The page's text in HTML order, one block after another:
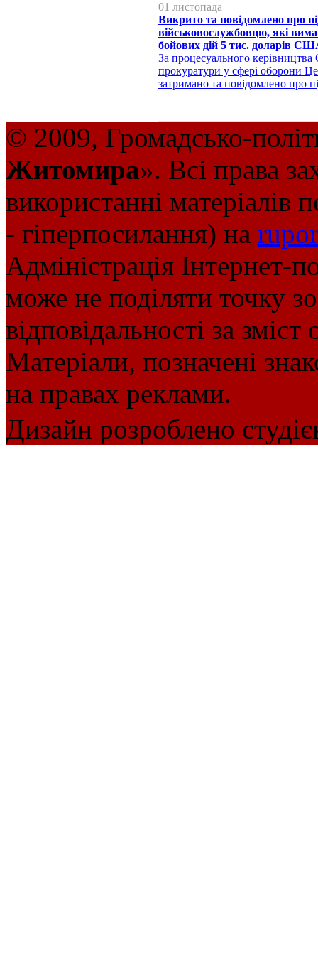
01 листопада
Викрито та повідомлено про
військовослужбовцю, які
бойових дій 5 тис. доларів
За процесуального керівництва
прокуратури у сфері оборони
затримано та повідомлено про
© 2009, Громадсько-
Житомира». Всі права
використанні матеріалів
- гіперпосилання) на
Адміністрація Інтернет-
може не поділяти точку
відповідальності за
Матеріали, позначені
на правах реклами.
Дизайн розроблено